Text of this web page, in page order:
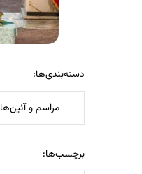
دسته‌بندی‌ها:
مراسم و آئین‌ها
برچسب‌ها: